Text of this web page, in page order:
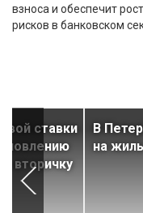
взноса и обеспечит
рисков в банковском
ставки
вторичку
В
на